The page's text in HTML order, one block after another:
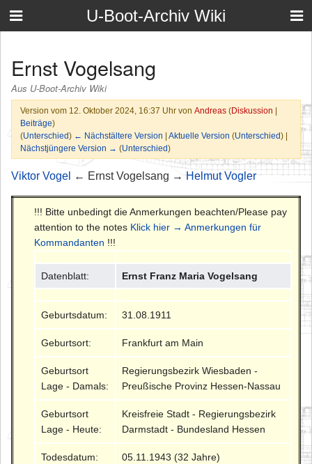
U-Boot-Archiv Wiki
Ernst Vogelsang
Aus U-Boot-Archiv Wiki
Version vom 12. Oktober 2024, 16:37 Uhr von Andreas (Diskussion |
Beiträge)
(Unterschied) ← Nächstältere Version | Aktuelle Version (Unterschied) |
Nächstjüngere Version → (Unterschied)
Viktor Vogel ← Ernst Vogelsang →Helmut Vogler
!!! Bitte unbedingt die Anmerkungen beachten/Please pay
attention to the notes Klick hier → Anmerkungen für
Kommandanten !!!
Datenblatt: Ernst Franz Maria Vogelsang
Geburtsdatum: 31.08.1911
Geburtsort: Frankfurt am Main
Geburtsort
Lage - Damals:
Regierungsbezirk Wiesbaden -
Preußische Provinz Hessen-Nassau
Geburtsort
Lage - Heute:
Kreisfreie Stadt - Regierungsbezirk
Darmstadt - Bundesland Hessen
Todesdatum: 05.11.1943 (32 Jahre)